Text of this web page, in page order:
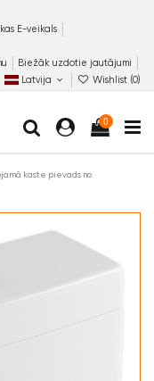
E-veikals
Biežāk uzdotie jautājumi
Latvija
Wishlist (0)
0
kaste pievads no